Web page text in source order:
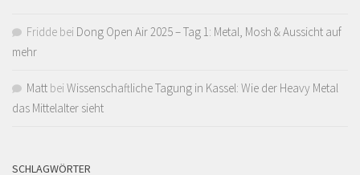
Fridde bei Dong Open Air 2025 – Tag 1: Metal, Mosh & Aussicht auf
mehr
Matt bei Wissenschaftliche Tagung in Kassel: Wie der Heavy Metal
das Mittelalter sieht
SCHLAGWÖRTER